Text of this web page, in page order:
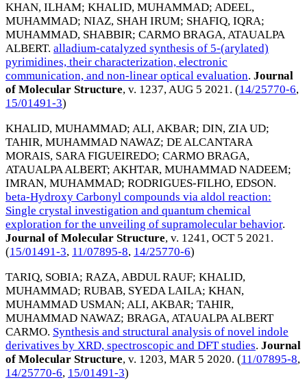
KHAN, ILHAM; KHALID, MUHAMMAD; ADEEL,
MUHAMMAD; NIAZ, SHAH IRUM; SHAFIQ, IQRA;
MUHAMMAD, SHABBIR; CARMO BRAGA, ATAUALPA
ALBERT. alladium-catalyzed synthesis of 5-(arylated)
pyrimidines, their characterization, electronic
communication, and non-linear optical evaluation. Journal
of Molecular Structure, v. 1237,AUG 5 2021. (14/25770-6,
15/01491-3)
KHALID, MUHAMMAD; ALI, AKBAR; DIN, ZIA UD;
TAHIR, MUHAMMAD NAWAZ; DE ALCANTARA
MORAIS, SARA FIGUEIREDO; CARMO BRAGA,
ATAUALPA ALBERT; AKHTAR, MUHAMMAD NADEEM;
IMRAN, MUHAMMAD; RODRIGUES-FILHO, EDSON.
beta-Hydroxy Carbonyl compounds via aldol reaction:
Single crystal investigation and quantum chemical
exploration for the unveiling of supramolecular behavior.
Journal of Molecular Structure, v. 1241, OCT 5 2021.
(15/01491-3, 11/07895-8, 14/25770-6)
TARIQ, SOBIA; RAZA, ABDUL RAUF; KHALID,
MUHAMMAD; RUBAB, SYEDA LAILA; KHAN,
MUHAMMAD USMAN; ALI, AKBAR; TAHIR,
MUHAMMAD NAWAZ; BRAGA, ATAUALPA ALBERT
CARMO. Synthesis and structural analysis of novel indole
derivatives by XRD, spectroscopic and DFT studies. Journal
of Molecular Structure, v. 1203, MAR 5 2020. (11/07895-8,
14/25770-6, 15/01491-3)